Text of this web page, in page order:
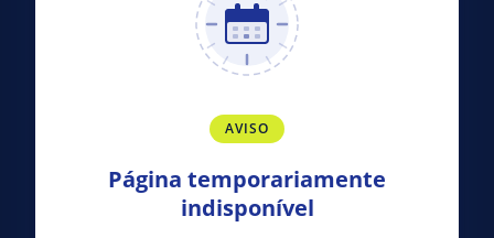
AVISO
Página temporariamente
indisponível